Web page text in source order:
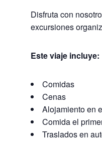
Disfruta con
excursiones
Este viaje incluye:
Comidas
Cenas
Alojamiento en
Comida el
Traslados en